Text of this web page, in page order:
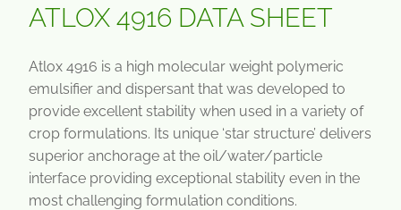
ATLOX 4916 DATA SHEET
Atlox 4916 is a high molecular weight polymeric
emulsifier and dispersant that was developed to
provide excellent stability when used in a variety of
crop formulations. Its unique ‘star structure’ delivers
superior anchorage at the oil/water/particle
interface providing exceptional stability even in the
most challenging formulation conditions.